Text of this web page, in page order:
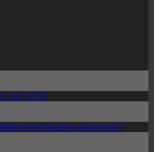
Jahr 2025
frühzeitig abstimmen!